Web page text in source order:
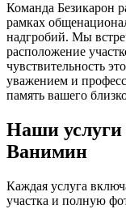
Команда Безикарон
рамках
надгробий. Мы
расположение
чувствительность
уважением и
память вашего
Наши
Ванимин
Каждая услуга
участка и полную